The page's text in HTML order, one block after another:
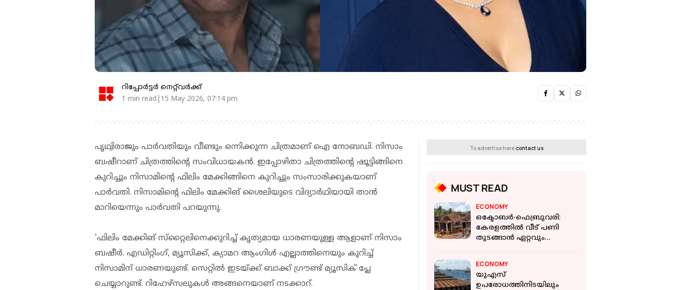
റിപ്പോർട്ടർ നെറ്റ്‌വര്‍ക്ക്‌
1 min read|15 May 2026, 07:14 pm
പൃഥ്വിരാജും പാര്‍വതിയും വീണ്ടും ഒന്നിക്കുന്ന ചിത്രമാണ് ഐ നോബഡി. നിസാം
ബഷീറാണ് ചിത്രത്തിന്റെ സംവിധായകന്‍. ഇപ്പോഴിതാ ചിത്രത്തിന്റെ ഷൂട്ടിങ്ങിനെ
കുറിച്ചും നിസാമിന്റെ ഫിലിം മേക്കിങ്ങിനെ കുറിച്ചും സംസാരിക്കുകയാണ്
പാര്‍വതി. നിസാമിന്റെ ഫിലിം മേക്കിങ് ശൈലിയുടെ വിദ്യാര്‍ഥിയായി താന്‍
മാറിയെന്നും പാര്‍വതി പറയുന്നു.
'ഫിലിം മേക്കിങ് സ്‌റ്റൈലിനെക്കുറിച്ച് കൃത്യമായ ധാരണയുള്ള ആളാണ് നിസാം
ബഷീര്‍. എഡിറ്റിംഗ്, മ്യൂസിക്ക്, ക്യാമറ ആംഗിള്‍ എല്ലാത്തിനെയും കുറിച്ച്
നിസാമിന് ധാരണയുണ്ട്. സെറ്റില്‍ ഇടയ്ക്ക് ബാക്ക് ഗ്രൗണ്ട് മ്യൂസിക് പ്ലേ
ചെയ്യാറുണ്ട്. റിഹേഴ്‌സലുകള്‍ അങ്ങനെയാണ് നടക്കാറ്.
To advertise here, contact us
MUST READ
ECONOMY
ഒക്ടോബർ-ഫെബ്രുവരി:
കേരളത്തില്‍ വീട് പണി
തുടങ്ങാന്‍ ഏറ്റവും
ECONOMY
യുഎസ്
ഉപരോധത്തിനിടയിലും